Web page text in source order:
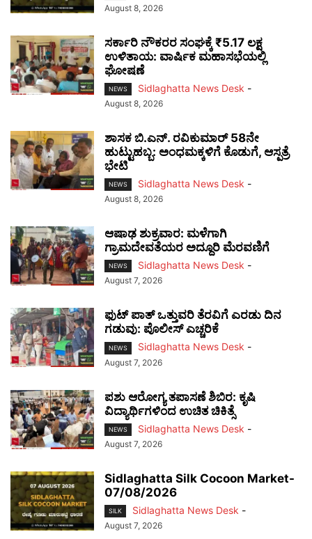
August 8, 2026
ಸರ್ಕಾರಿ ನೌಕರರ ಸಂಘಕ್ಕೆ ₹5.17 ಲಕ್ಷ
ಉಳಿತಾಯ: ವಾರ್ಷಿಕ ಮಹಾಸಭೆಯಲ್ಲಿ
ಘೋಷಣೆ
NEWS Sidlaghatta News Desk -
August 8, 2026
ಶಾಸಕ ಬಿ.ಎನ್. ರವಿಕುಮಾರ್ 58ನೇ
ಹುಟ್ಟುಹಬ್ಬ: ಅಂಧಮಕ್ಕಳಿಗೆ ಕೊಡುಗೆ, ಆಸ್ಪತ್ರೆ
ಭೇಟಿ
NEWS Sidlaghatta News Desk -
August 8, 2026
ಆಷಾಢ ಶುಕ್ರವಾರ: ಮಳೆಗಾಗಿ
ಗ್ರಾಮದೇವತೆಯರ ಅದ್ದೂರಿ ಮೆರವಣಿಗೆ
NEWS Sidlaghatta News Desk -
August 7, 2026
ಫುಟ್‌ ಪಾತ್ ಒತ್ತುವರಿ ತೆರವಿಗೆ ಎರಡು ದಿನ
ಗಡುವು: ಪೊಲೀಸ್ ಎಚ್ಚರಿಕೆ
NEWS Sidlaghatta News Desk -
August 7, 2026
ಪಶು ಆರೋಗ್ಯ ತಪಾಸಣೆ ಶಿಬಿರ: ಕೃಷಿ
ವಿದ್ಯಾರ್ಥಿಗಳಿಂದ ಉಚಿತ ಚಿಕಿತ್ಸೆ
NEWS Sidlaghatta News Desk -
August 7, 2026
Sidlaghatta Silk Cocoon Market-
07/08/2026
SILK Sidlaghatta News Desk -
August 7, 2026